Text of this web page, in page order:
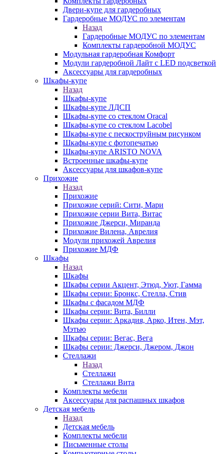
Двери-купе для гардеробных
Гардеробные МОДУС по элементам
Назад
Гардеробные МОДУС по элементам
Комплекты гардеробной МОДУС
Модульная гардеробная Комфорт
Модули гардеробной Лайт с LED подсветкой
Аксессуары для гардеробных
Шкафы-купе
Назад
Шкафы-купе
Шкафы-купе ЛДСП
Шкафы-купе со стеклом Oracal
Шкафы-купе со стеклом Lacobel
Шкафы-купе с пескоструйным рисунком
Шкафы-купе с фотопечатью
Шкафы-купе ARISTO NOVA
Встроенные шкафы-купе
Аксессуары для шкафов-купе
Прихожие
Назад
Прихожие
Прихожие серий: Сити, Мари
Прихожие серии Вита, Витас
Прихожие Джерси, Миранда
Прихожие Вилена, Аврелия
Модули прихожей Аврелия
Прихожие МДФ
Шкафы
Назад
Шкафы
Шкафы серии Акцент, Этюд, Уют, Гамма
Шкафы серии: Бронкс, Стелла, Стив
Шкафы с фасадом МДФ
Шкафы серии: Вита, Билли
Шкафы серии: Аркадия, Арко, Итен, Мэт,
Мэтью
Шкафы серии: Вегас, Вега
Шкафы серии: Джерси, Джером, Джон
Стеллажи
Назад
Стеллажи
Стеллажи Вита
Комплекты мебели
Аксессуары для распашных шкафов
Детская мебель
Назад
Детская мебель
Комплекты мебели
Письменные столы